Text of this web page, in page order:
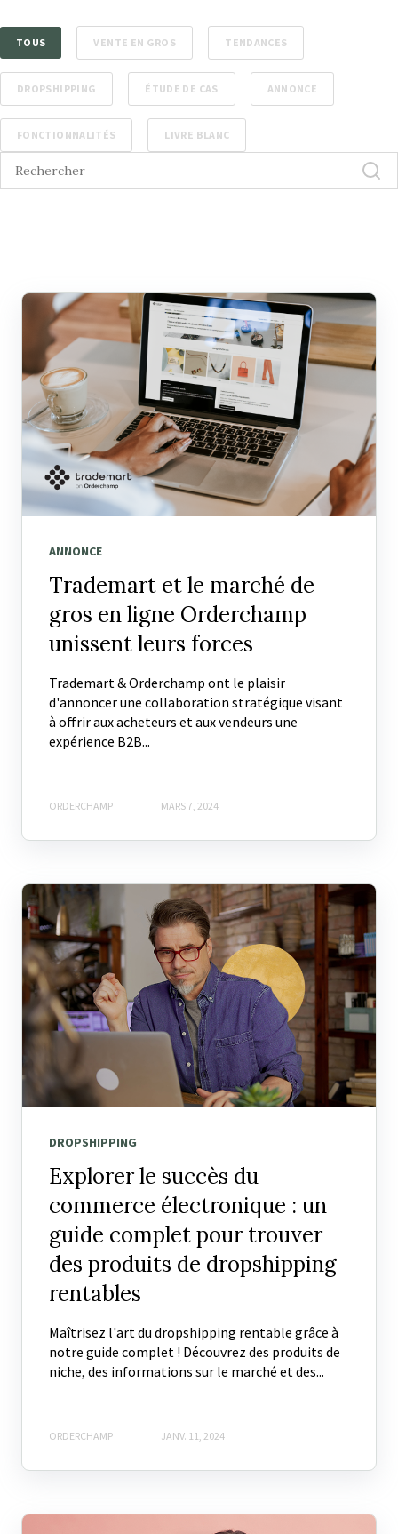
TOUS VENTE EN GROS TENDANCES
DROPSHIPPING ÉTUDE DE CAS ANNONCE
FONCTIONNALITÉS LIVRE BLANC
ANNONCE
Trademart et le marché de
gros en ligne Orderchamp
unissent leurs forces
Trademart & Orderchamp ont le plaisir
d'annoncer une collaboration stratégique visant
à offrir aux acheteurs et aux vendeurs une
expérience B2B...
ORDERCHAMP MARS 7, 2024
DROPSHIPPING
Explorer le succès du
commerce électronique : un
guide complet pour trouver
des produits de dropshipping
rentables
Maîtrisez l'art du dropshipping rentable grâce à
notre guide complet ! Découvrez des produits de
niche, des informations sur le marché et des...
ORDERCHAMP JANV. 11, 2024